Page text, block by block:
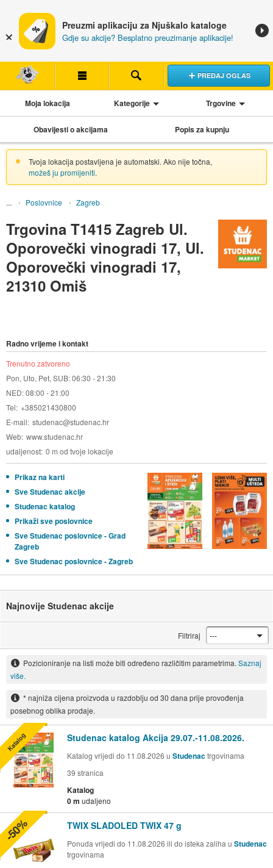
Preuzmi aplikaciju za Njuškalo kataloge
Gdje su akcije? Besplatno preuzimanje aplikacije!
PREDAJ OGLAS
Moja lokacija Kategorije Trgovine
Obavijesti o akcijama Popis za kupnju
Tvoja lokacija postavljena je automatski. Ako nije točna,
možeš ju promijeniti.
Poslovnice Zagreb
Trgovina T1415 Zagreb Ul.
Oporovečki vinogradi 17, Ul.
Oporovečki vinogradi 17,
21310 Omiš
Radno vrijeme i kontakt
Trenutno zatvoreno
Pon, Uto, Pet, SUB: 06:30 - 21:30
NED: 08:00 - 21:00
Tel +385021430800
E-mail studenac@studenac.hr
Web www.studenac.hr
udaljenost 0 m od tvoje lokacije
Prikaz na karti
Sve Studenac akcije
Studenac katalog
Prikaži sve poslovnice
Sve Studenac poslovnice - Grad
Zagreb
Sve Studenac poslovnice - Zagreb
Najnovije Studenac akcije
Filtriraj
Pozicioniranje na listi može biti određeno različitim parametrima. Saznaj
više.
* najniža cijena proizvoda u razdoblju od 30 dana prije provođenja
posebnog oblika prodaje.
Studenac katalog Akcija 29.07.-11.08.2026.
Katalog vrijedi do 11.08.2026 u Studenactrgovinama
39 stranica
Katalog
0 m udaljeno
Katalog
TWIX SLADOLED TWIX 47 g
Ponuda vrijedi do 11.08.2026 ili do isteka zaliha u Studenac
trgovinama
-50%